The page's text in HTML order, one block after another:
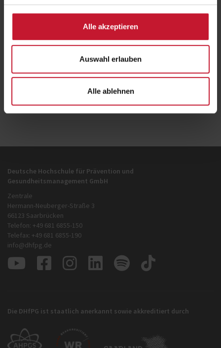
Alle akzeptieren
Auswahl erlauben
Alle ablehnen
Kategorie "Marketing". Weitere Informationen finden Sie in unserer
Studieren mit Gehalt
Deutsche Hochschule für Prävention und
Gesundheitsmanagement GmbH
Zentrale
Hermann-Neuberger-Straße 3
66123 Saarbrücken
Telefon: +49 681 6855-150
Telefax: +49 681 6855-190
info@dhfpg.de
Die DHfPG ist staatlich anerkannt sowie akkreditiert durch